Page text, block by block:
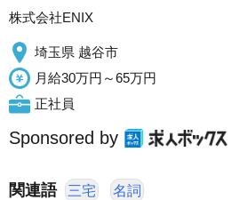
株式会社ENIX
埼玉県 越谷市
月給30万円～65万円
正社員
Sponsored by
関連語 三宅 名詞